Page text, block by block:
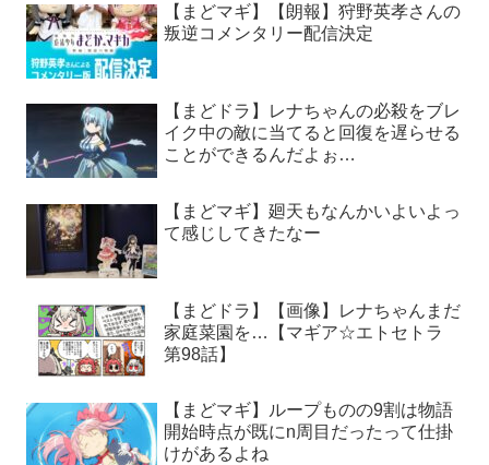
【まどマギ】【朗報】狩野英孝さんの
叛逆コメンタリー配信決定
【まどドラ】レナちゃんの必殺をブレ
イク中の敵に当てると回復を遅らせる
ことができるんだよぉ…
【まどマギ】廻天もなんかいよいよっ
て感じしてきたなー
【まどドラ】【画像】レナちゃんまだ
家庭菜園を…【マギア☆エトセトラ
第98話】
【まどマギ】ループものの9割は物語
開始時点が既にn周目だったって仕掛
けがあるよね